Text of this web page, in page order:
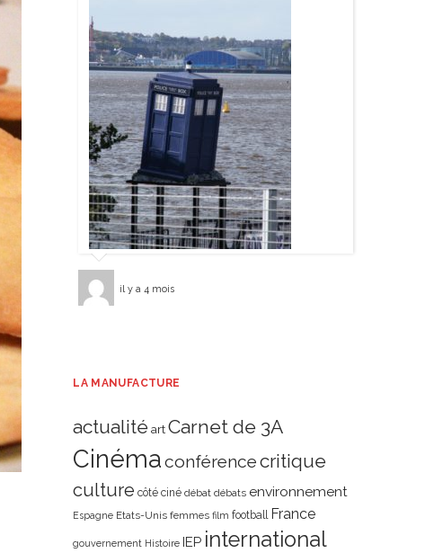
il y a 4 mois
LA MANUFACTURE
actualité art Carnet de 3A
Cinémaconférencecritique
culture côté ciné débat débats environnement
Espagne Etats-Unis femmes film football France
gouvernement Histoire IEP international